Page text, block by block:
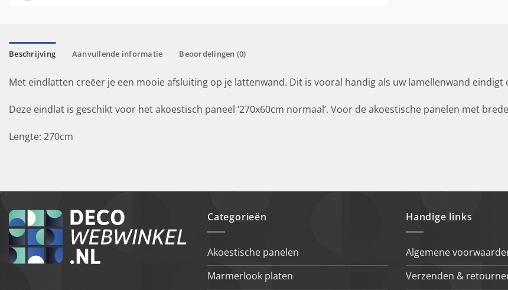
Beschrijving Aanvullende informatie Beoordelingen (0)
Met eindlatten creëer je een mooie afsluiting op je lattenwand. Dit is vooral handig als uw lamellenwand
Deze eindlat is geschikt voor het akoestisch paneel ‘270x60cm normaal’. Voor de akoestische panelen met
Lengte: 270cm
Categorieën
Akoestische panelen
Marmerlook platen
Handige links
Algemene
Verzenden &